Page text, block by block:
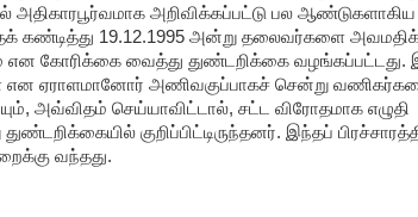
அறிவிக்கப்பட்டு பல ஆண்டுகளாகிய
கண்டித்து 19.12.1995 அன்று தலைவர்களை
என கோரிக்கை வைத்து துண்டறிக்கை வழங்கப்பட்டது.
ஏராளமானோர் அணிவகுப்பாகச் சென்று
அவ்விதம் செய்யாவிட்டால், சட்ட விரோதமாக எழுதி
குறிப்பிட்டிருந்தனர். இந்தப்
வந்தது.